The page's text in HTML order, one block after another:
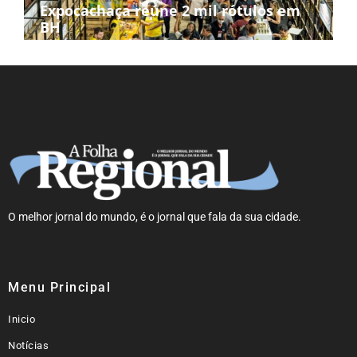
Expocachaça reúne 2 mil rótulos em
BH
O melhor jornal do mundo, é o jornal que fala da sua cidade.
Menu Principal
Inicio
Notícias